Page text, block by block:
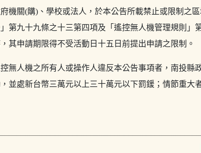
機關(購)、學校或法人，於本公告所載禁止或限制之
第九十九條之十三第四項及「遙控無人機管理規則」
其申請期限得不受活動日十五日前提出申請之限制。
無人機之所有人或操作人違反本公告事項者，南投縣
並處新台幣三萬元以上三十萬元以下罰鍰；情節重大